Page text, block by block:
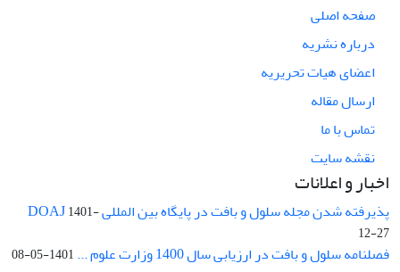
صفحه اصلی
درباره نشریه
اعضای هیات تحریریه
ارسال مقاله
تماس با ما
نقشه سایت
اخبار و اعلانات
پذیرفته شدن مجله سلول و بافت در پایگاه بین المللی DOAJ1401-
12-27
فصلنامه سلول و بافت در ارزیابی سال 1400 وزارت علوم ... 1401-05-08